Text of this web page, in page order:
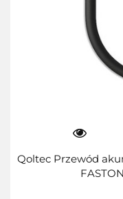
Qoltec Przewód